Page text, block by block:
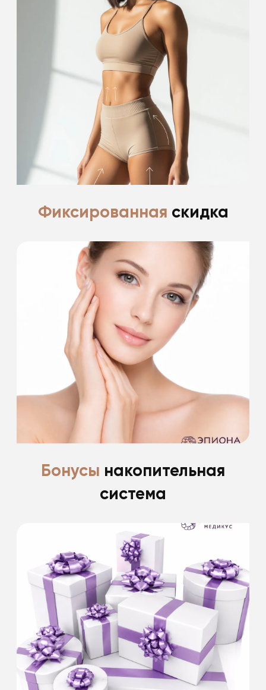
-15% на проведение 2 процедур
из списка
-15% на проведение лазерной эпиляции
Подробнее
Фиксированная скидка
Ценим и благодарим своих пациентов за
доверие
*фиксированные скидки пациентам после
пластической хирургии до 30%
Подробнее
Бонусы накопительная
система
Скидка 15% именинникам на все
косметологические процедуры
в день рождения и 2 недели после.
Скидки не суммируются. Информацию
уточняйте у специалистов клиники.